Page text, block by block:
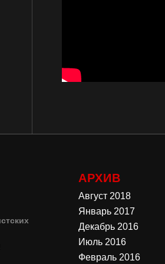
АРХИВ
Август 2018
Январь 2017
Декабрь 2016
Июль 2016
Февраль 2016